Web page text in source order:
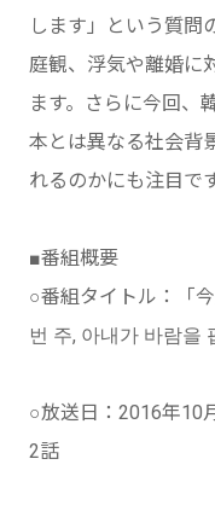
します」という質問
庭観、浮気や離婚に
ます。さらに今回、
本とは異なる社会背
れるのかにも注目です
■番組概要
○番組タイトル：「
번 주, 아내가 바람을
○放送日：2016年10
2話